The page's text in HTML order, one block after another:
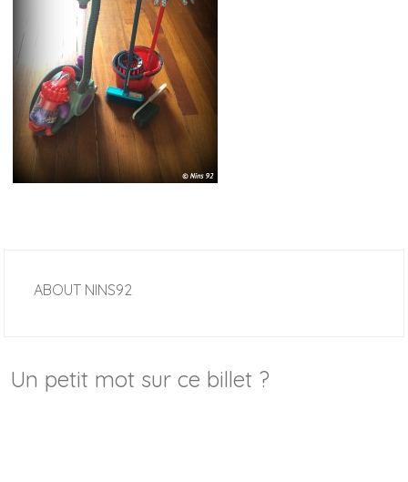
ABOUT NINS92
Un petit mot sur ce billet ?